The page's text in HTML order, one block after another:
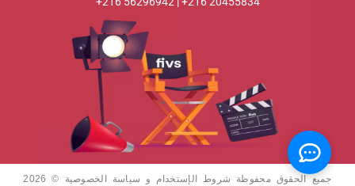
جميع الحقوق محفوظة شروط الإستخدام و سياسة الخصوصية © 2026